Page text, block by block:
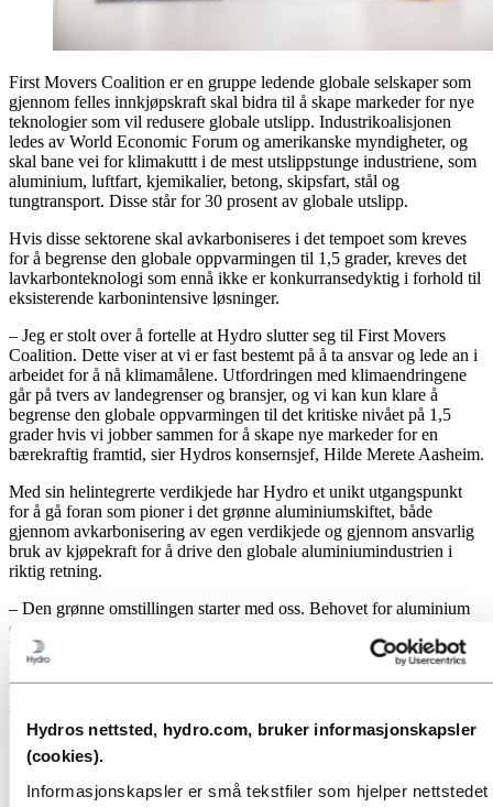
Hydros nettsted, hydro.com, bruker informasjonskapsler
(cookies).
Informasjonskapsler er små tekstfiler som hjelper nettstedet
First Movers Coalition er en gruppe ledende globale selskaper som
gjennom felles innkjøpskraft skal bidra til å skape markeder for nye
teknologier som vil redusere globale utslipp. Industrikoalisjonen
ledes av World Economic Forum og amerikanske myndigheter, og
skal bane vei for klimakuttt i de mest utslippstunge industriene, som
aluminium, luftfart, kjemikalier, betong, skipsfart, stål og
tungtransport. Disse står for 30 prosent av globale utslipp.
Hvis disse sektorene skal avkarboniseres i det tempoet som kreves
for å begrense den globale oppvarmingen til 1,5 grader, kreves det
lavkarbonteknologi som ennå ikke er konkurransedyktig i forhold til
eksisterende karbonintensive løsninger.
– Jeg er stolt over å fortelle at Hydro slutter seg til First Movers
Coalition. Dette viser at vi er fast bestemt på å ta ansvar og lede an i
arbeidet for å nå klimamålene. Utfordringen med klimaendringene
går på tvers av landegrenser og bransjer, og vi kan kun klare å
begrense den globale oppvarmingen til det kritiske nivået på 1,5
grader hvis vi jobber sammen for å skape nye markeder for en
bærekraftig framtid, sier Hydros konsernsjef, Hilde Merete Aasheim.
Med sin helintegrerte verdikjede har Hydro et unikt utgangspunkt
for å gå foran som pioner i det grønne aluminiumskiftet, både
gjennom avkarbonisering av egen verdikjede og gjennom ansvarlig
bruk av kjøpekraft for å drive den globale aluminiumindustrien i
riktig retning.
– Den grønne omstillingen starter med oss. Behovet for aluminium
øker raskt, og som et svært viktig materiale i det grønne skiftet vil
behovet for karbonnøytrale løsninger øke enda raskere. Hvis vi skal
ha utslippsfri aluminiumproduksjon gjennom hele verdikjeden, må
vi gjøre store endringer i måten vi fremstiller aluminium på, og
samtidig etterspørre mer innovativ teknologi for å gjøre nullutslipp
mulig. For å få til dette må industrien stå samlet, sier Aasheim.